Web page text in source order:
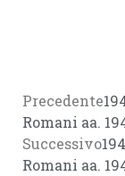
Precedente
Romani aa.
Successivo
Romani aa.